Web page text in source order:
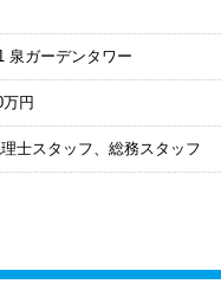
泉ガーデンタワー
万円
士スタッフ、総務スタッフ